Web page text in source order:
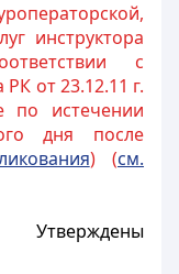
инструктора
с
от 23.12.11 г.
по истечении
дня после
) (см.
Утверждены